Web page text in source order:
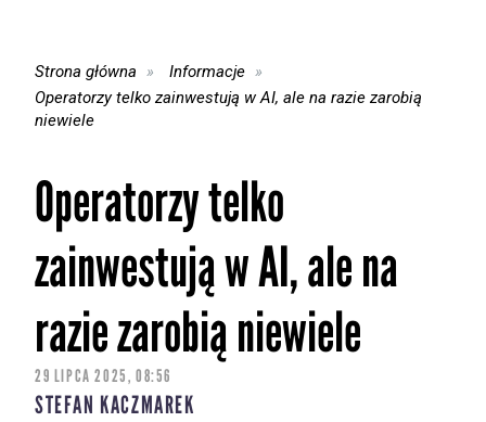
Strona główna
Informacje
Operatorzy telko zainwestują w AI, ale na razie zarobią
niewiele
Operatorzy telko
zainwestują w AI, ale na
razie zarobią niewiele
29 LIPCA 2025, 08:56
STEFAN KACZMAREK